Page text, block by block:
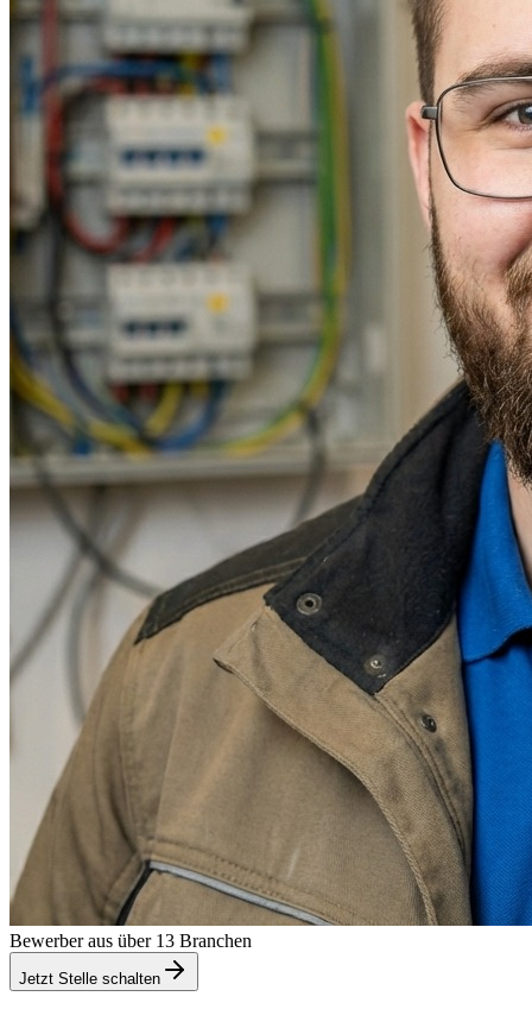
Bewerber aus über 13 Branchen
Jetzt Stelle schalten